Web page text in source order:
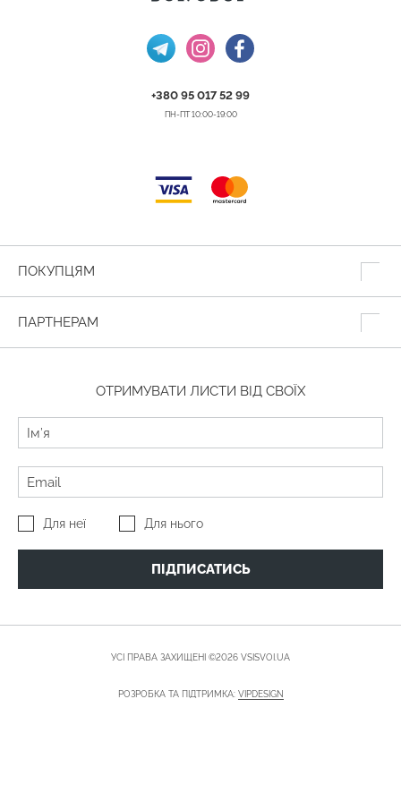
+380 95 017 52 99
ПН-ПТ 10:00-19:00
ПОКУПЦЯМ
ПАРТНЕРАМ
ОТРИМУВАТИ ЛИСТИ ВІД СВОЇХ
Для неї Для нього
ПІДПИСАТИСЬ
УСІ ПРАВА ЗАХИЩЕНІ ©2026 VSISVOI.UA
РОЗРОБКА ТА ПІДТРИМКА: VIPDESIGN